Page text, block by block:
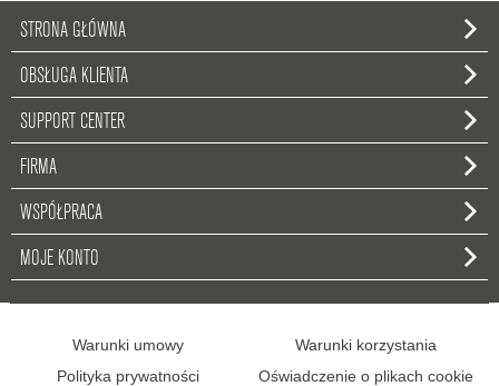
STRONA GŁÓWNA
OBSŁUGA KLIENTA
SUPPORT CENTER
FIRMA
WSPÓŁPRACA
MOJE KONTO
Warunki umowy
Warunki korzystania
Polityka prywatności
Oświadczenie o plikach cookie